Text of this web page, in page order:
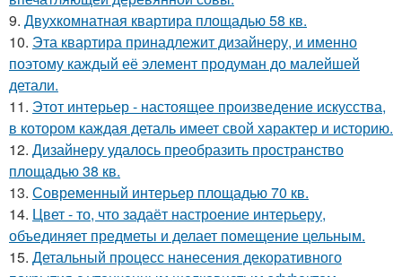
9. Двухкомнатная квартира площадью 58 кв.
10. Эта квартира принадлежит дизайнеру, и именно
поэтому каждый её элемент продуман до малейшей
детали.
11. Этот интерьер - настоящее произведение искусства,
в котором каждая деталь имеет свой характер и историю.
12. Дизайнеру удалось преобразить пространство
площадью 38 кв.
13. Современный интерьер площадью 70 кв.
14. Цвет - то, что задаёт настроение интерьеру,
объединяет предметы и делает помещение цельным.
15. Детальный процесс нанесения декоративного